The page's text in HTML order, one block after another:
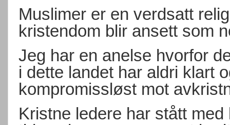
Muslimer er en verdsatt
kristendom blir ansett som
Jeg har en anelse hvorfor
i dette landet har aldri klart
kompromissløst mot
Kristne ledere har stått